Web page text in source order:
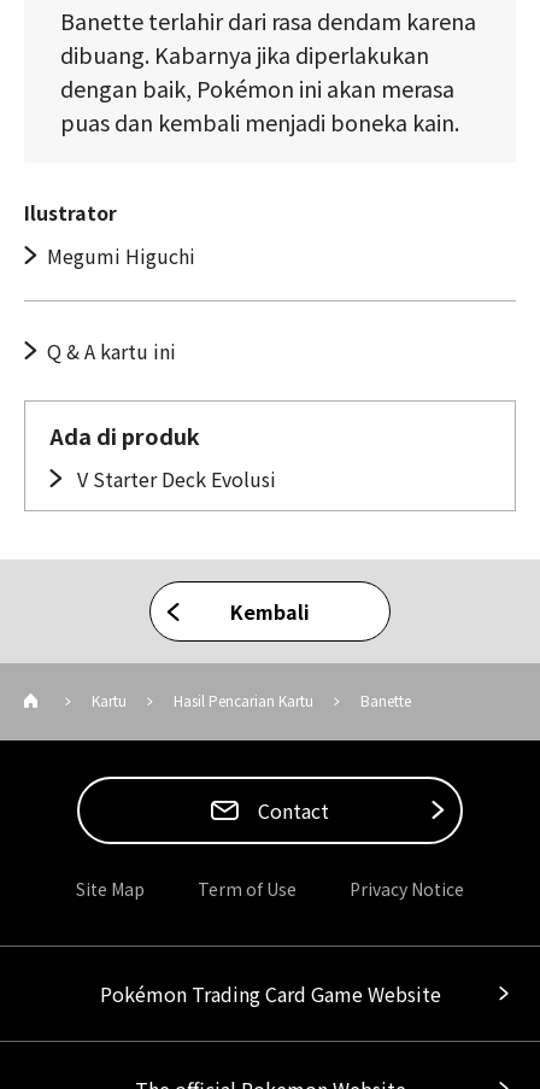
Banette terlahir dari rasa dendam karena
dibuang. Kabarnya jika diperlakukan
dengan baik, Pokémon ini akan merasa
puas dan kembali menjadi boneka kain.
Ilustrator
Megumi Higuchi
Q & A kartu ini
Ada di produk
V Starter Deck Evolusi
Kembali
Kartu Hasil Pencarian Kartu Banette
Contact
Site Map Term of Use Privacy Notice
Pokémon Trading Card Game Website